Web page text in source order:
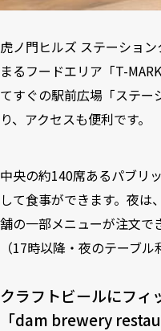
虎ノ門ヒルズ ステーショ
まるフードエリア「T-
てすぐの駅前広場「ステ
り、アクセスも便利です。
中央の約140席あるパブリ
して食事ができます。夜は
舗の一部メニューが注文で
（17時以降・夜のテーブル
クラフトビールにフィ
「dam brewery